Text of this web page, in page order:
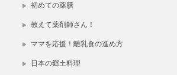
初めての薬膳
教えて薬剤師さん！
ママを応援！離乳食の進め方
日本の郷土料理